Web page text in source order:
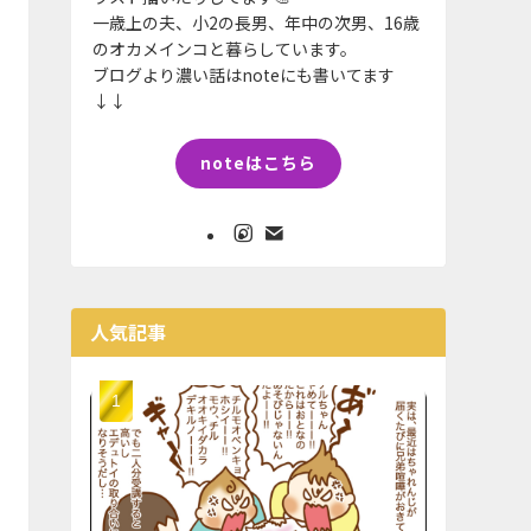
一歳上の夫、小2の長男、年中の次男、16歳
のオカメインコと暮らしています。
ブログより濃い話はnoteにも書いてます
↓↓
noteはこちら
人気記事